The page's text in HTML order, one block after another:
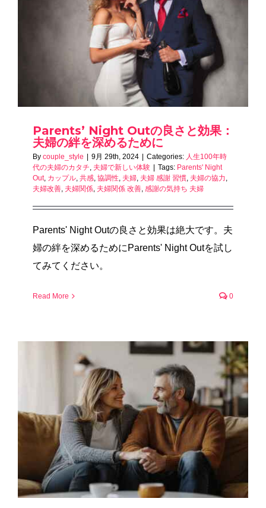
Parents’ Night Outの良さと効果：
夫婦の絆を深めるために
By couple_style 9月 29th, 2024 Categories: 人生100年時
代の夫婦のカタチ, 夫婦で新しい体験 Tags: Parents' Night
Out, カップル, 共感, 協調性, 夫婦, 夫婦 感謝 習慣, 夫婦の協力,
夫婦改善, 夫婦関係, 夫婦関係 改善, 感謝の気持ち 夫婦
Parents' Night Outの良さと効果は絶大です。夫
婦の絆を深めるためにParents' Night Outを試し
てみてください。
Read More 0